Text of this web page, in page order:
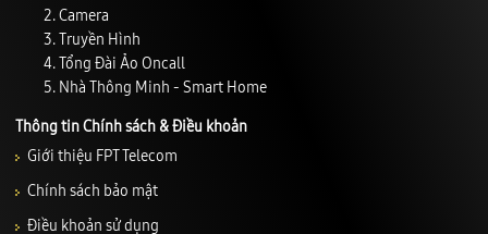
Camera
Truyền Hình
Tổng Đài Ảo Oncall
Nhà Thông Minh - Smart Home
Thông tin Chính sách & Điều khoản
Giới thiệu FPT Telecom
Chính sách bảo mật
Điều khoản sử dụng